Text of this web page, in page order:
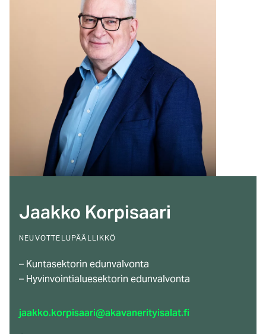
Jaakko Korpisaari
NEUVOTTELUPÄÄLLIKKÖ
– Kuntasektorin edunvalvonta
– Hyvinvointialuesektorin edunvalvonta
jaakko.korpisaari@akavanerityisalat.fi